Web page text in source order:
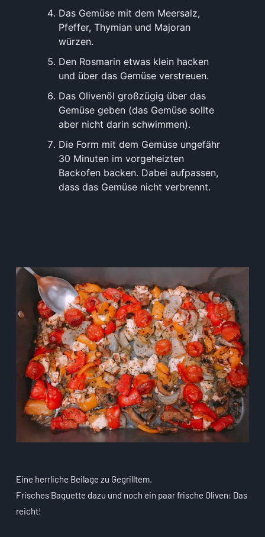
Das Gemüse mit dem Meersalz,
Pfeffer, Thymian und Majoran
würzen.
Den Rosmarin etwas klein hacken
und über das Gemüse verstreuen.
Das Olivenöl großzügig über das
Gemüse geben (das Gemüse sollte
aber nicht darin schwimmen).
Die Form mit dem Gemüse ungefähr
30 Minuten im vorgeheizten
Backofen backen. Dabei aufpassen,
dass das Gemüse nicht verbrennt.
Eine herrliche Beilage zu Gegrilltem.
Frisches Baguette dazu und noch ein paar frische Oliven: Das
reicht!